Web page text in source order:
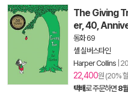
The Giving
er, 40,
동화 69
셸 실버스타인
Harper Collins
22,400원 (20%
택배로 주문하면 8